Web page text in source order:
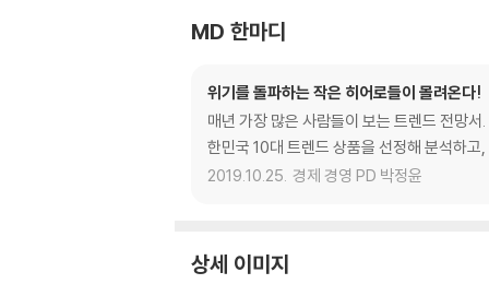
MD 한마디
위기를 돌파하는 작은 히어로들이 몰려온다!
매년 가장 많은 사람들이 보는 트렌드 전망
한민국 10대 트렌드 상품을 선정해 분석하
2019.10.25. 경제 경영 PD 박정윤
상세 이미지